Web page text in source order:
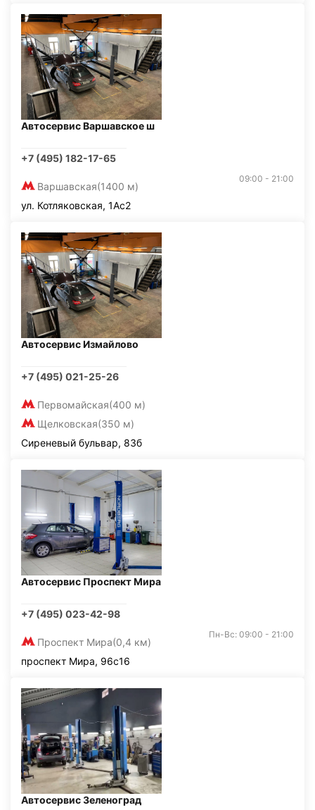
Автосервис Варшавское ш
+7 (495) 182-17-65
Варшавская(1400 м)
09:00 - 21:00
ул. Котляковская, 1Ас2
Автосервис Измайлово
+7 (495) 021-25-26
Первомайская(400 м)
Щелковская(350 м)
Сиреневый бульвар, 83б
Автосервис Проспект Мира
+7 (495) 023-42-98
Проспект Мира(0,4 км)
Пн-Вс: 09:00 - 21:00
проспект Мира, 96с16
Автосервис Зеленоград